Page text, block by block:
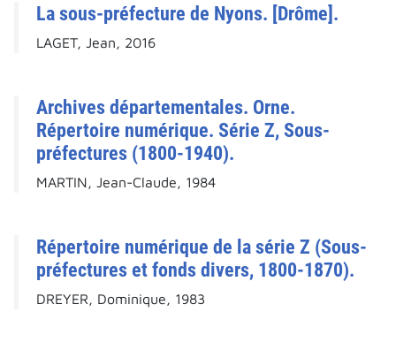
La sous-préfecture de Nyons. [Drôme].
LAGET, Jean, 2016
Archives départementales. Orne.
Répertoire numérique. Série Z, Sous-
préfectures (1800-1940).
MARTIN, Jean-Claude, 1984
Répertoire numérique de la série Z (Sous-
préfectures et fonds divers, 1800-1870).
DREYER, Dominique, 1983